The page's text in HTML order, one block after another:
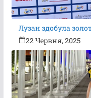
Лузан здобула
22 Червня, 2025